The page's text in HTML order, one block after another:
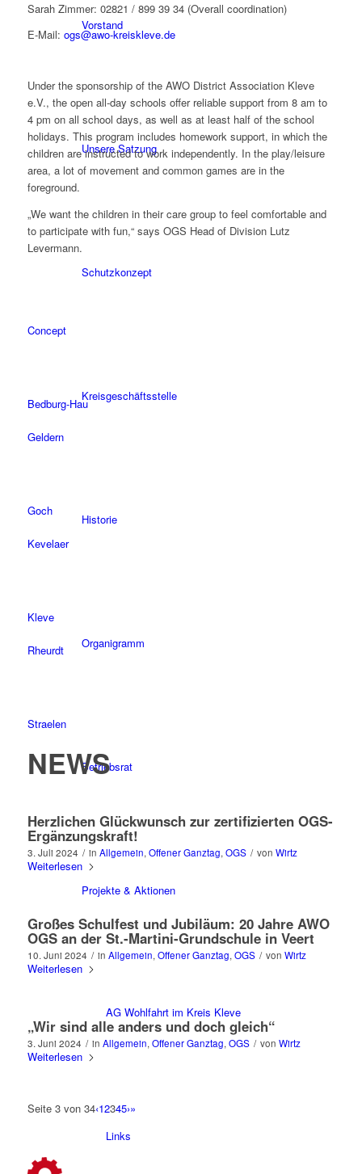
Vorstand
Unsere Satzung
Schutzkonzept
Kreisgeschäftsstelle
Historie
Organigramm
Betriebsrat
Projekte & Aktionen
AG Wohlfahrt im Kreis Kleve
Links
Sarah Zimmer: 02821 / 899 39 34 (Overall coordination)
E-Mail: ogs@awo-kreiskleve.de
Under the sponsorship of the AWO District Association Kleve
e.V., the open all-day schools offer reliable support from 8 am to
4 pm on all school days, as well as at least half of the school
holidays. This program includes homework support, in which the
children are instructed to work independently. In the play/leisure
area, a lot of movement and common games are in the
foreground.
„We want the children in their care group to feel comfortable and
to participate with fun,“ says OGS Head of Division Lutz
Levermann.
Concept
Bedburg-Hau
Geldern
Goch
Kevelaer
Kleve
Rheurdt
Straelen
NEWS
Herzlichen Glückwunsch zur zertifizierten OGS-
Ergänzungskraft!
3. Juli 2024 / in Allgemein, Offener Ganztag, OGS / von Wirtz
Weiterlesen
Großes Schulfest und Jubiläum: 20 Jahre AWO
OGS an der St.-Martini-Grundschule in Veert
10. Juni 2024 / in Allgemein, Offener Ganztag, OGS / von Wirtz
Weiterlesen
„Wir sind alle anders und doch gleich“
3. Juni 2024 / in Allgemein, Offener Ganztag, OGS / von Wirtz
Weiterlesen
Seite 3 von 34‹12345›»